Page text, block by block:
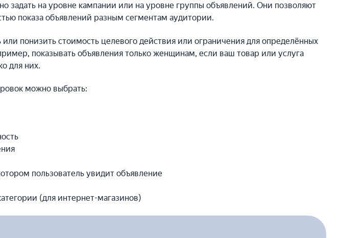
задать на уровне кампании или на уровне группы объявлений. Они позволяют
показа объявлений разным сегментам аудитории.
понизить стоимость целевого действия или ограничения для определённых
показывать объявления только женщинам, если ваш товар или услуга
для них.
можно выбрать:
пользователь увидит объявление
(для интернет-магазинов)